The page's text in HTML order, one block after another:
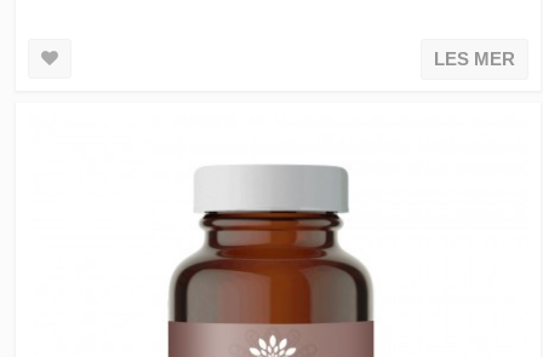
LES MER